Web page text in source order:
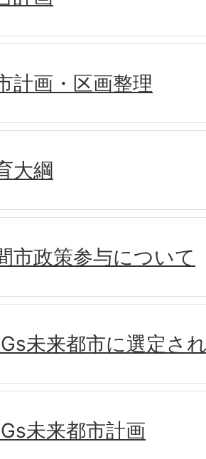
計画・区画整理
大綱
市政策参与について
未来都市に選定さ
未来都市計画